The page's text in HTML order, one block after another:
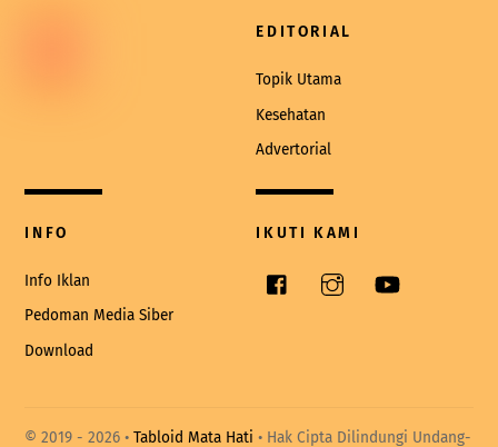
EDITORIAL
Topik Utama
Kesehatan
Advertorial
INFO
Info Iklan
Pedoman Media Siber
Download
IKUTI KAMI
Facebook
© 2019 -2026 •Tabloid Mata Hati • Hak Cipta Dilindungi Undang-